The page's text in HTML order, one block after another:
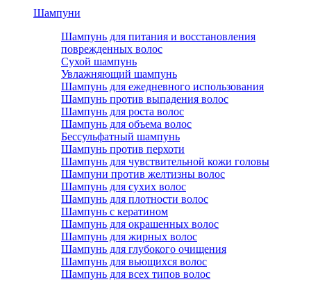
Шампуни
Шампунь для питания и восстановления
поврежденных волос
Сухой шампунь
Увлажняющий шампунь
Шампунь для ежедневного использования
Шампунь против выпадения волос
Шампунь для роста волос
Шампунь для объема волос
Бессульфатный шампунь
Шампунь против перхоти
Шампунь для чувствительной кожи головы
Шампуни против желтизны волос
Шампунь для сухих волос
Шампунь для плотности волос
Шампунь с кератином
Шампунь для окрашенных волос
Шампунь для жирных волос
Шампунь для глубокого очищения
Шампунь для вьющихся волос
Шампунь для всех типов волос